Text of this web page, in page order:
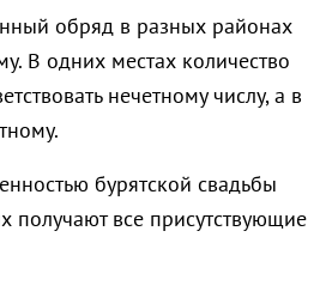
обряд в разных районах
В одних местах количество
нечетному числу, а в
бурятской свадьбы
получают все присутствующие